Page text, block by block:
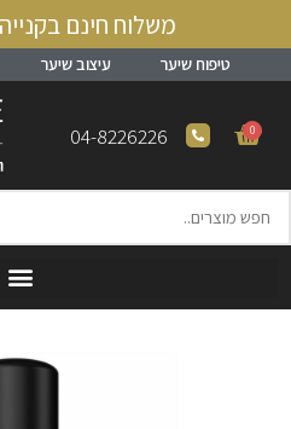
משלוח חינם בקנייה מעל
טיפוח שיער עיצוב שיער
0
04-8226226